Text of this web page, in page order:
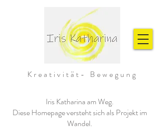
Kreativität- Bewegung
Iris Katharina am Weg.
Diese Homepage versteht sich als Projekt im
Wandel.